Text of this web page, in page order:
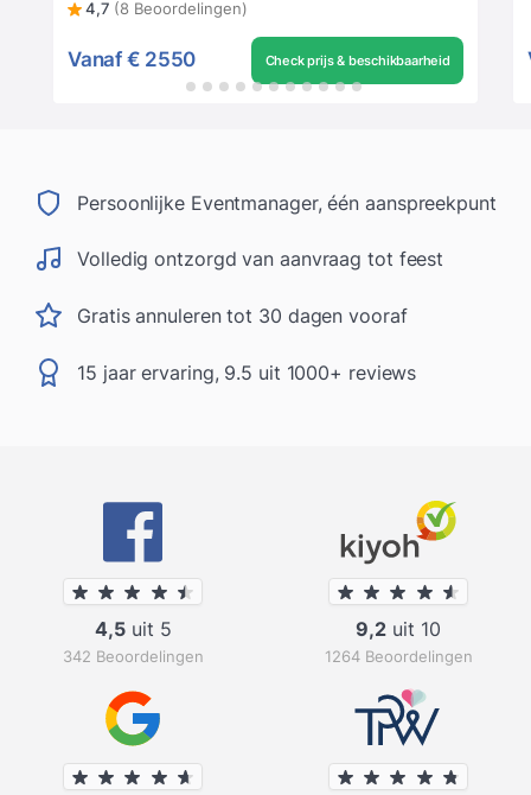
4,7 (8 Beoordelingen)
Vanaf € 2550 Check prijs & beschikbaarheid
Persoonlijke Eventmanager, één aanspreekpunt
Volledig ontzorgd van aanvraag tot feest
Gratis annuleren tot 30 dagen vooraf
15 jaar ervaring, 9.5 uit 1000+ reviews
4,5uit 5
342 Beoordelingen
9,2 uit 10
1264 Beoordelingen